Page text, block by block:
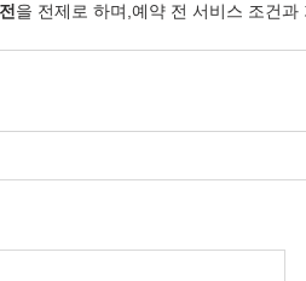
을 전제로 하며,예약 전 서비스 조건